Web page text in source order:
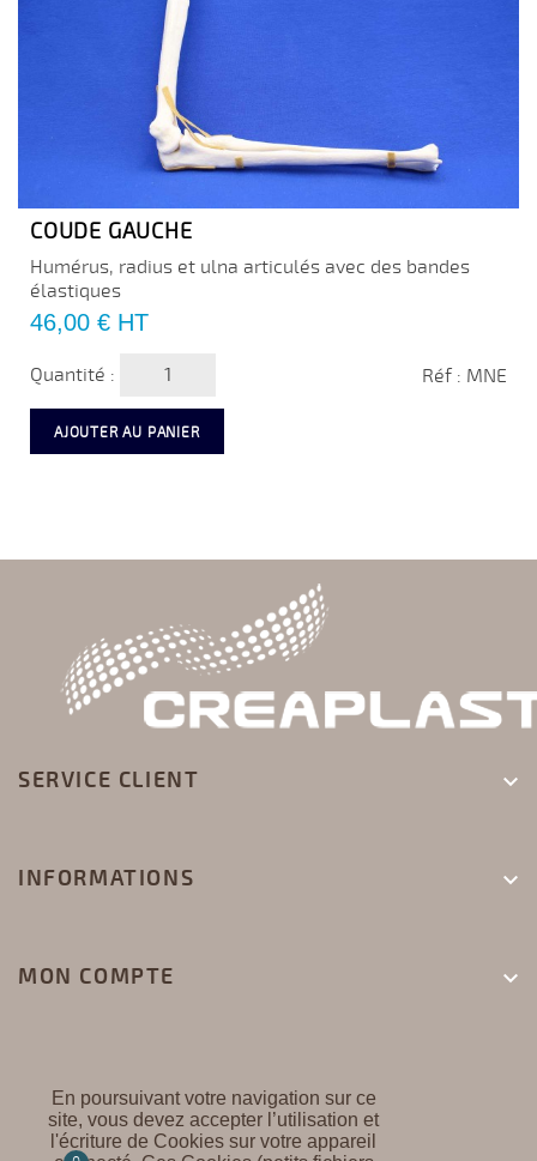
COUDE GAUCHE
Humérus, radius et ulna articulés avec des bandes
élastiques
Prix
46,00 € HT
Quantité : Réf : MNE
AJOUTER AU PANIER
SERVICE CLIENT 
INFORMATIONS 
MON COMPTE 
En poursuivant votre navigation sur ce
site, vous devez accepter l’utilisation et
l'écriture de Cookies sur votre appareil
CREAPLAST ©